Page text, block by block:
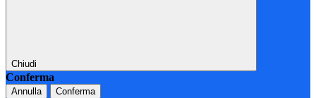
Chiudi
Conferma
Annulla Conferma